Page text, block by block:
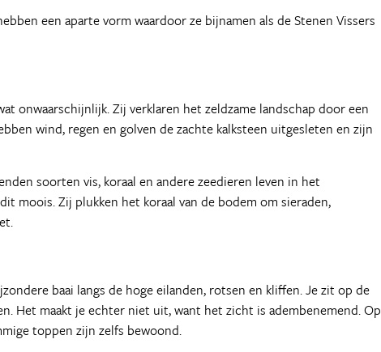
een aparte vorm waardoor ze bijnamen als de Stenen Vissers
onwaarschijnlijk. Zij verklaren het zeldzame landschap door een
wind, regen en golven de zachte kalksteen uitgesleten en zijn
soorten vis, koraal en andere zeedieren leven in het
moois. Zij plukken het koraal van de bodem om sieraden,
baai langs de hoge eilanden, rotsen en kliffen. Je zit op de
Het maakt je echter niet uit, want het zicht is adembenemend. Op
toppen zijn zelfs bewoond.